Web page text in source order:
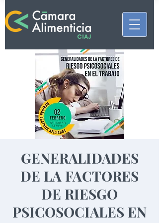
GENERALIDADES
DE LA FACTORES
DE RIESGO
PSICOSOCIALES EN